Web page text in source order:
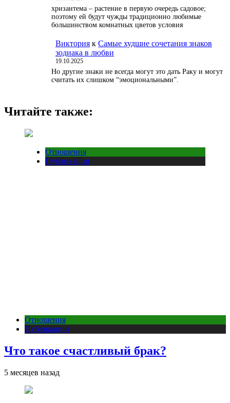
хризантема – растение в первую очередь садовое;
поэтому ей будут чужды традиционно любимые
большинством комнатных цветов условия
Виктория к Самые худшие сочетания знаков
зодиака в любви
19.10.2025
Но другие знаки не всегда могут это дать Раку и могут
считать их слишком “эмоциональными”.
Читайте также:
Отношения
Публикации
Отношения
Публикации
Что такое счастливый брак?
5 месяцев назад